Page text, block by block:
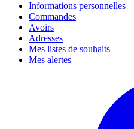
Informations personnelles
Commandes
Avoirs
Adresses
Mes listes de souhaits
Mes alertes